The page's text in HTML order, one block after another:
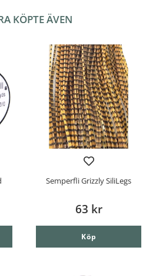
KÖPTE ÄVEN
Semperfli Grizzly SiliLegs
63 kr
Köp